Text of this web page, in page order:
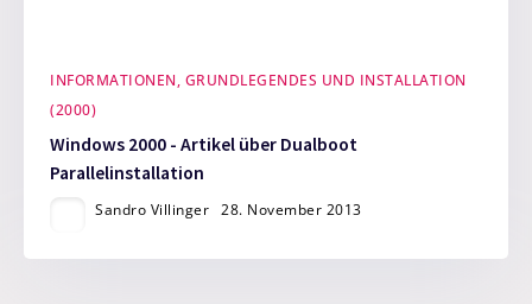
INFORMATIONEN, GRUNDLEGENDES UND INSTALLATION
(2000)
Windows 2000 - Artikel über Dualboot
Parallelinstallation
Sandro Villinger 28. November 2013